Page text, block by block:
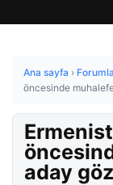
Ana sayfa ›
öncesinde
aday